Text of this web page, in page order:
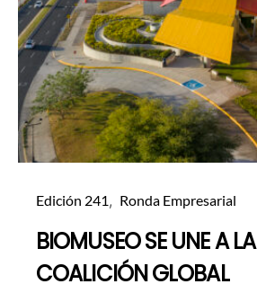
Edición 241 Ronda Empresarial
BIOMUSEO SE UNE A LA
COALICIÓN GLOBAL